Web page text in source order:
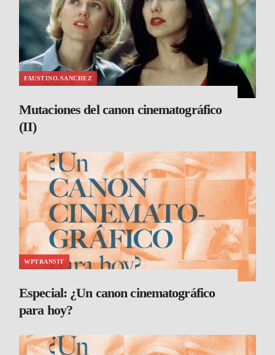
FAUSTINO.SANCHEZ
Mutaciones del canon cinematográfico
(II)
WPTRANSIT
Especial: ¿Un canon cinematográfico
para hoy?